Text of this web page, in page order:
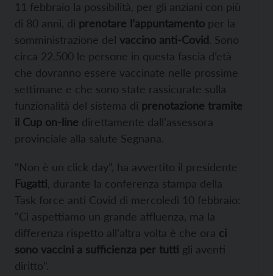
11 febbraio la possibilità, per gli anziani con più
di 80 anni, di prenotare l’appuntamento per la
somministrazione del vaccino anti-Covid. Sono
circa 22.500 le persone in questa fascia d’età
che dovranno essere vaccinate nelle prossime
settimane e che sono state rassicurate sulla
funzionalità del sistema di prenotazione tramite
il Cup on-line direttamente dall’assessora
provinciale alla salute Segnana.
“Non è un click day”, ha avvertito il presidente
Fugatti , durante la conferenza stampa della
Task force anti Covid di mercoledì 10 febbraio:
“Ci aspettiamo un grande affluenza, ma la
differenza rispetto all’altra volta è che ora ci
sono vaccini a sufficienza per tutti gli aventi
diritto”.